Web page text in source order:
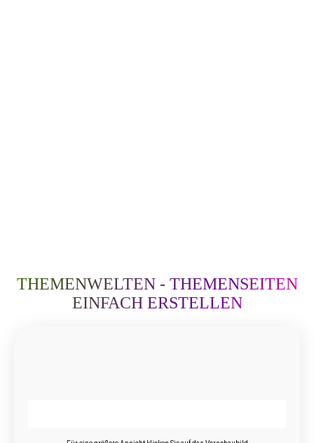
THEMENWELTEN - THEMENSEITEN
EINFACH ERSTELLEN